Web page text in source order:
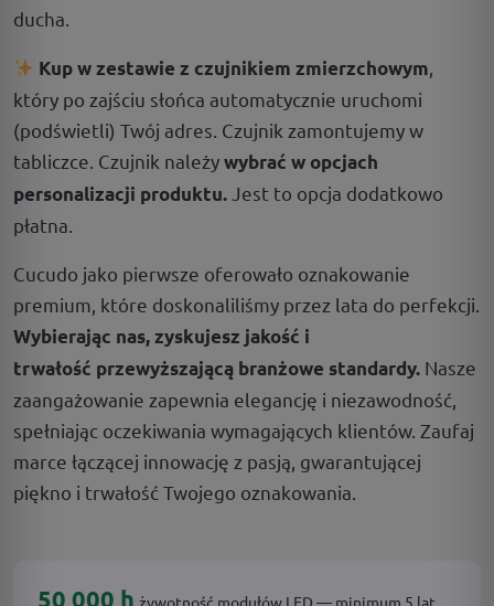
ducha.
Kup w zestawie z czujnikiem zmierzchowym
który po zajściu słońca automatycznie uruchomi
(podświetli) Twój adres. Czujnik zamontujemy w
tabliczce. Czujnik należywybrać w opcjach
personalizacji produktu. Jest to opcja dodatkowo
płatna.
Cucudo jako pierwsze oferowało oznakowanie
premium, które doskonaliliśmy przez lata do perfekcji.
Wybierając nas, zyskujesz jakość i
trwałość przewyższającą branżowe standardy. Nasze
zaangażowanie zapewnia elegancję i niezawodność,
spełniając oczekiwania wymagających klientów. Zaufaj
marce łączącej innowację z pasją, gwarantującej
piękno i trwałość Twojego oznakowania.
50 000 h żywotność modułów LED — minimum 5 lat